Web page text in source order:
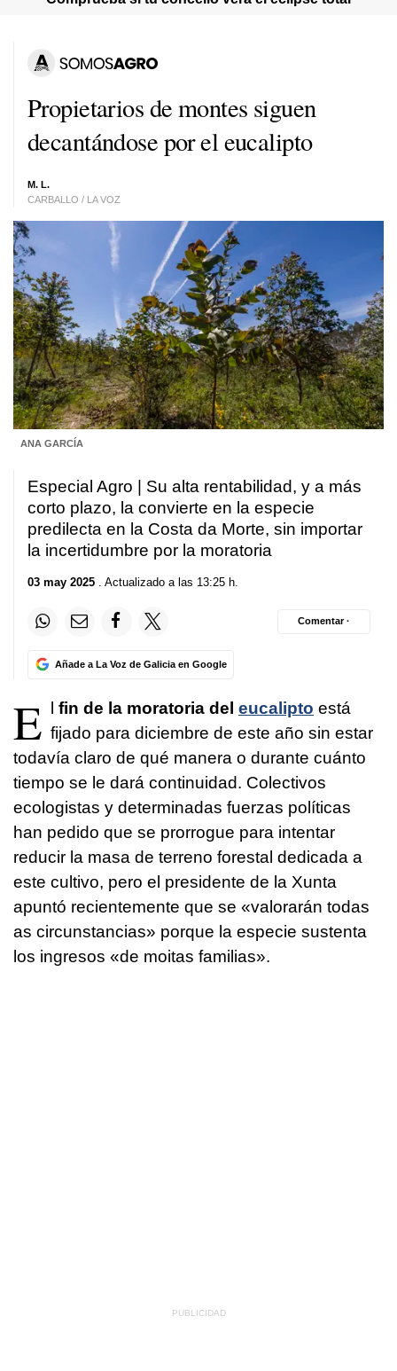
Propietarios de montes siguen
decantándose por el eucalipto
M. L.
CARBALLO / LA VOZ
ANA GARCÍA
Especial Agro | Su alta rentabilidad, y a más
corto plazo, la convierte en la especie
predilecta en la Costa da Morte, sin importar
la incertidumbre por la moratoria
03 may 2025 . Actualizado a las 13:25 h.
Añade a La Voz de Galicia en Google
Comentar ·
E l fin de la moratoria del eucalipto está
fijado para diciembre de este año sin estar
todavía claro de qué manera o durante cuánto
tiempo se le dará continuidad. Colectivos
ecologistas y determinadas fuerzas políticas
han pedido que se prorrogue para intentar
reducir la masa de terreno forestal dedicada a
este cultivo, pero el presidente de la Xunta
apuntó recientemente que se «valorarán todas
as circunstancias» porque la especie sustenta
los ingresos «de moitas familias».